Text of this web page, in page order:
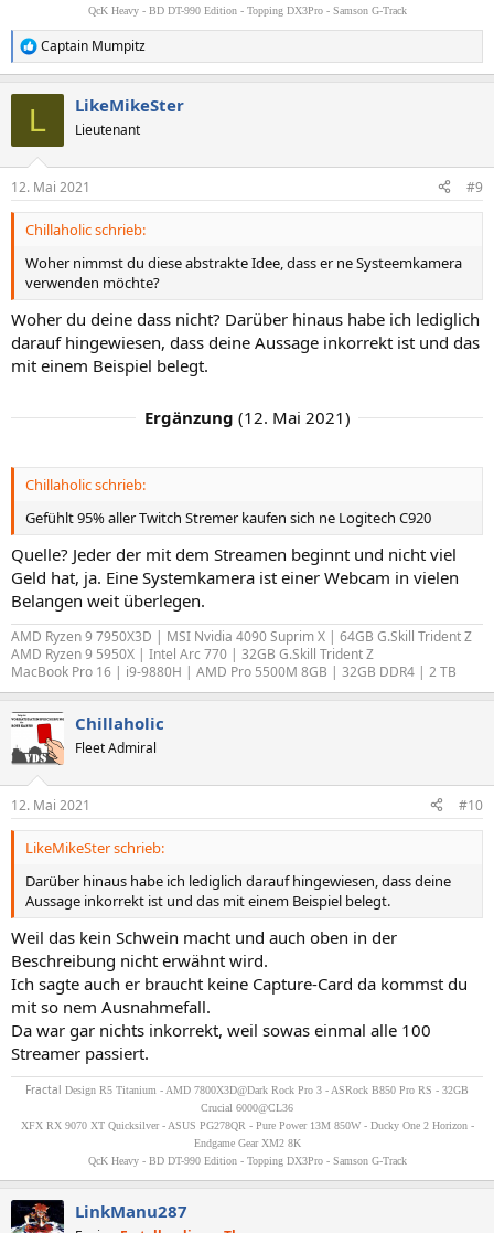
QcK Heavy - BD DT-990 Edition - Topping DX3Pro - Samson G-Track
R
e
e
n
Captain Mumpitz
L LikeMikeSter
Lieutenant
12. Mai 2021 #9
Chillaholic schrieb:
Woher nimmst du diese abstrakte Idee, dass er ne Systeemkamera
verwenden möchte?
Woher du deine dass nicht? Darüber hinaus habe ich lediglich
darauf hingewiesen, dass deine Aussage inkorrekt ist und das
mit einem Beispiel belegt.
Ergänzung (12. Mai 2021)
Chillaholic schrieb:
Gefühlt 95% aller Twitch Stremer kaufen sich ne Logitech C920
Quelle? Jeder der mit dem Streamen beginnt und nicht viel
Geld hat, ja. Eine Systemkamera ist einer Webcam in vielen
Belangen weit überlegen.
AMD Ryzen 9 7950X3D | MSI Nvidia 4090 Suprim X | 64GB G.Skill Trident Z
AMD Ryzen 9 5950X | Intel Arc 770 | 32GB G.Skill Trident Z
MacBook Pro 16 | i9-9880H | AMD Pro 5500M 8GB | 32GB DDR4 | 2 TB
Chillaholic
Fleet Admiral
12. Mai 2021 #10
LikeMikeSter schrieb:
Darüber hinaus habe ich lediglich darauf hingewiesen, dass deine
Aussage inkorrekt ist und das mit einem Beispiel belegt.
Weil das kein Schwein macht und auch oben in der
Beschreibung nicht erwähnt wird.
Ich sagte auch er braucht keine Capture-Card da kommst du
mit so nem Ausnahmefall.
Da war gar nichts inkorrekt, weil sowas einmal alle 100
Streamer passiert.
Fractal Design R5 Titanium - AMD 7800X3D@Dark Rock Pro 3 - ASRock B850 Pro RS - 32GB
Crucial 6000@CL36
XFX RX 9070 XT Quicksilver - ASUS PG278QR - Pure Power 13M 850W - Ducky One 2 Horizon -
Endgame Gear XM2 8K
QcK Heavy - BD DT-990 Edition - Topping DX3Pro - Samson G-Track
LinkManu287